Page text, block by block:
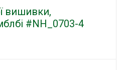
вишивки,
#NH_0703-4